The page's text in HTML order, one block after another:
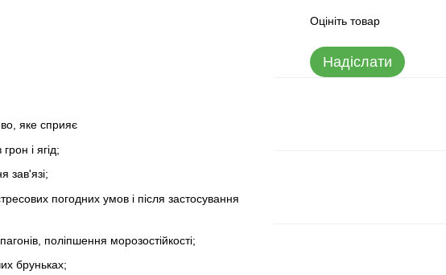
яке сприяє
і ягід;
зав'язі;
погодних умов і після застосування
поліпшення морозостійкості;
бруньках;
Оцініть товар
Надіслати